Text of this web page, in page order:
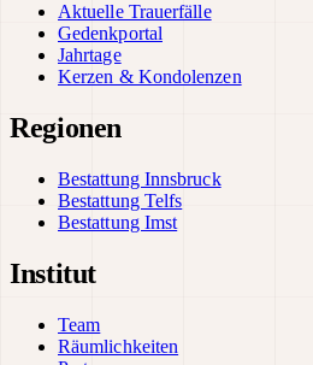
Aktuelle Trauerfälle
Gedenkportal
Jahrtage
Kerzen & Kondolenzen
Regionen
Bestattung Innsbruck
Bestattung Telfs
Bestattung Imst
Institut
Team
Räumlichkeiten